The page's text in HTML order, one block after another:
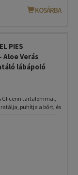
KOSÁRBA
PIES
Aloe Verás
lábápoló
Glicerin tartalommal,
puhítja a bőrt, és